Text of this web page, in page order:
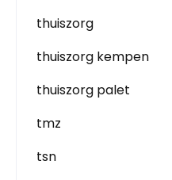
thuiszorg
thuiszorg kempen
thuiszorg palet
tmz
tsn